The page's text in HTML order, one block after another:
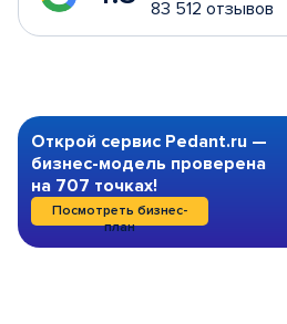
83 512 отзывов
Открой сервис Pedant.ru —
бизнес-модель проверена
на 707 точках!
Посмотреть бизнес-
план